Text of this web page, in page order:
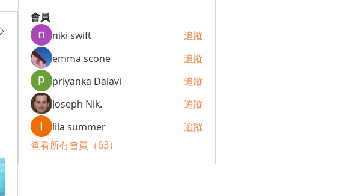
會員
niki swift
追蹤
emma scone
追蹤
priyanka Dalavi
追蹤
Joseph Nik.
追蹤
lila summer
追蹤
查看所有會員（63）